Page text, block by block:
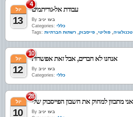
4
יול
13
עבודת אל-גוריתמים
By בעז יניב
Categories: כללי
Tags:
טכנולוגיה, פוליטי, פייסבוק, רשתות חברתיות
10
יול
12
אנחנו לא חברים, אבל זאת אפשרות
By בעז יניב
Categories: כללי
28
יול
10 By בעז יניב